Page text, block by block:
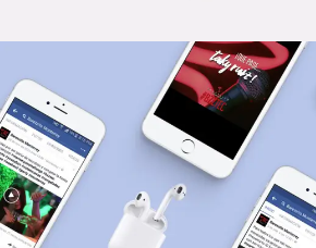
Vídeo & Post Producción Diseño Gráfico,